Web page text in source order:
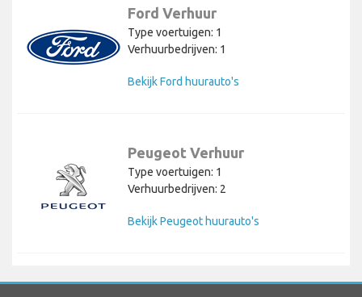
Ford Verhuur
Type voertuigen: 1
Verhuurbedrijven: 1
Bekijk Ford huurauto's
Peugeot Verhuur
Type voertuigen: 1
Verhuurbedrijven: 2
Bekijk Peugeot huurauto's